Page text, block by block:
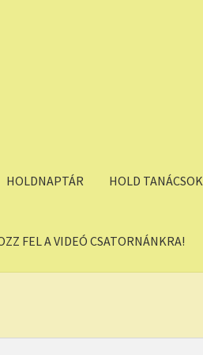
HOLDNAPTÁR HOLD TANÁCSOK
FEL A VIDEÓ CSATORNÁNKRA!